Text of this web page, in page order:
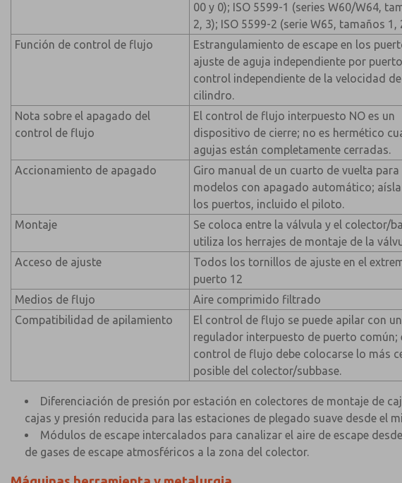
00 y 0); ISO 5599-1 (series W60/W64,
2, 3); ISO 5599-2 (serie W65, tamaños 1,
Función de control de flujo
Estrangulamiento de escape en los
ajuste de aguja independiente por
control independiente de la velocidad
cilindro.
Nota sobre el apagado del
control de flujo
El control de flujo interpuesto NO es un
dispositivo de cierre; no es hermético
agujas están completamente cerradas.
Accionamiento de apagado
Giro manual de un cuarto de vuelta para
modelos con apagado automático;
los puertos, incluido el piloto.
Montaje
Se coloca entre la válvula y el colector/
utiliza los herrajes de montaje de la
Acceso de ajuste
Todos los tornillos de ajuste en el
puerto 12
Medios de flujo
Aire comprimido filtrado
Compatibilidad de apilamiento
El control de flujo se puede apilar con un
regulador interpuesto de puerto común;
control de flujo debe colocarse lo más
posible del colector/subbase.
Diferenciación de presión por estación en colectores de montaje de
cajas y presión reducida para las estaciones de plegado suave desde el
Módulos de escape intercalados para canalizar el aire de escape
de gases de escape atmosféricos a la zona del colector.